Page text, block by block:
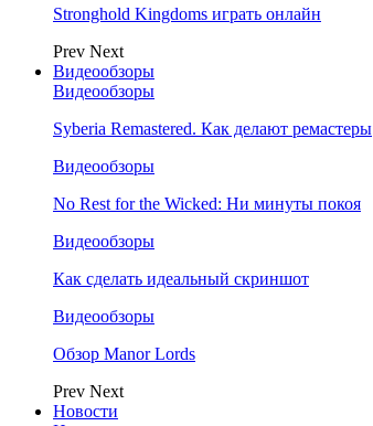
Stronghold Kingdoms играть онлайн
Prev Next
Видеообзоры
Видеообзоры
Syberia Remastered. Как делают ремастеры
Видеообзоры
No Rest for the Wicked: Ни минуты покоя
Видеообзоры
Как сделать идеальный скриншот
Видеообзоры
Обзор Manor Lords
Prev Next
Новости